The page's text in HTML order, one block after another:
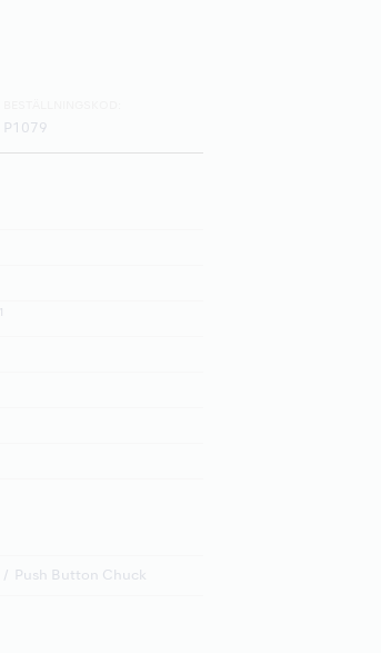
P1079
Push Button Chuck